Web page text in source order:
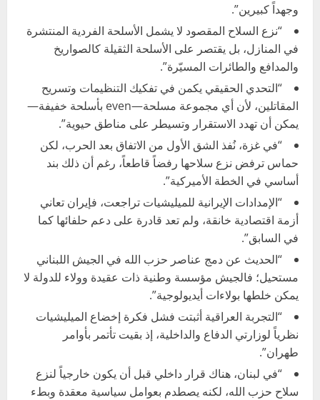
وجهداً كبيرين”.
“نزع السلاح المقصود لا يشمل الأسلحة الفردية المنتشرة
في المنازل، بل يقتصر على الأسلحة الثقيلة كالصواريخ
والمدافع والطائرات المسيّرة”.
“التحدي الحقيقي يكمن في تفكيك التنظيمات وتسريح
المقاتلين، لأن أي مجموعة مسلحة—even بأسلحة خفيفة—
يمكن أن تهدد الاستقرار وتسيطر على مناطق حيوية”.
“في غزة، نُفذ الشق الأول من الاتفاق بعد الحرب، لكن
حماس ترفض نزع سلاحها رفضاً قاطعاً، رغم أن ذلك بند
أساسي في الخطة الأميركية”.
“الإمدادات الإيرانية للميليشيات تراجعت، فإيران تعاني
أزمة اقتصادية خانقة، ولم تعد قادرة على دعم حلفائها كما
في السابق”.
“الحديث عن دمج عناصر حزب الله في الجيش اللبناني
مستحيل؛ فالجيش مؤسسة وطنية ذات عقيدة وولاء للدولة لا
يمكن خلطها بولاءات أيديولوجية”.
“التجربة العراقية أثبتت فشل فكرة إخضاع الميليشيات
نظرياً لوزارتي الدفاع والداخلية، إذ بقيت تأتمر بأوامر
طهران”.
“في لبنان، هناك قرار داخلي قبل أن يكون خارجياً لنزع
سلاح حزب الله، لكنه يصطدم بعوامل سياسية معقدة وبطء